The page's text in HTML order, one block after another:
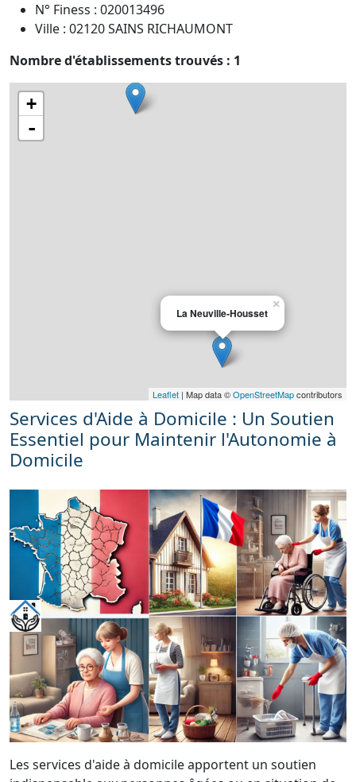
N° Finess : 020013496
Ville : 02120 SAINS RICHAUMONT
Nombre d'établissements trouvés : 1
×
La Neuville-Housset
+
-
Leaflet | Map data ©OpenStreetMapcontributors
Services d'Aide à Domicile : Un Soutien
Essentiel pour Maintenir l'Autonomie à
Domicile
Les services d'aide à domicile apportent un soutien